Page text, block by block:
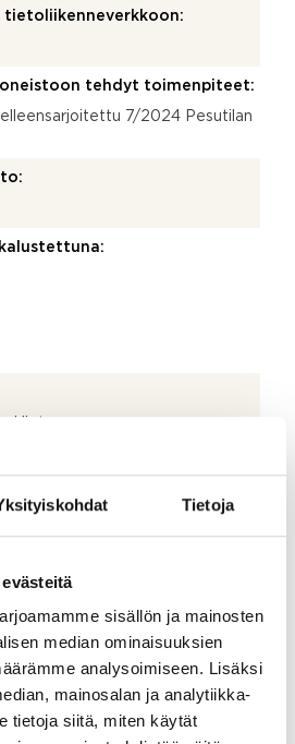
Tietoja
sisällön ja mainosten
median ominaisuuksien
analysoimiseen. Lisäksi
mainosalan ja analytiikka-
tietoja siitä, miten käytät
tehdyt toimenpiteet:
7/2024 Pesutilan
vastaa:
/ Vantaa